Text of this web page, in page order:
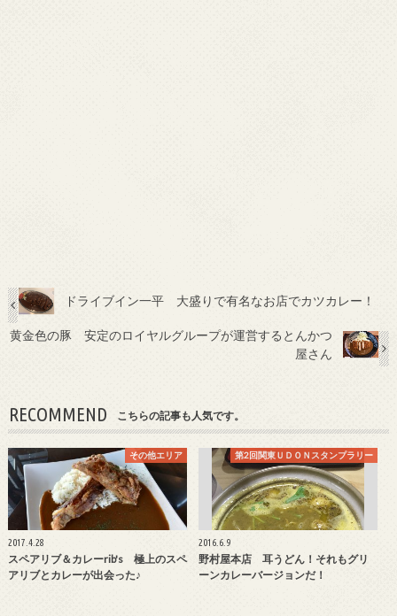
ドライブイン一平 大盛りで有名なお店でカツカレー！
黄金色の豚 安定のロイヤルグループが運営するとんかつ
屋さん
RECOMMEND こちらの記事も人気です。
その他エリア
2017.4.28
スペアリブ＆カレーrib's 極上のスペ
アリブとカレーが出会った♪
第2回関東ＵＤＯＮスタンプラリー
2016.6.9
野村屋本店 耳うどん！それもグリ
ーンカレーバージョンだ！